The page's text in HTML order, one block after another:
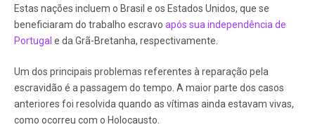
Estas nações incluem o Brasil e os Estados Unidos, que se
beneficiaram do trabalho escravo após sua independência de
Portugal e da Grã-Bretanha, respectivamente.
Um dos principais problemas referentes à reparação pela
escravidão é a passagem do tempo. A maior parte dos casos
anteriores foi resolvida quando as vítimas ainda estavam vivas,
como ocorreu com o Holocausto.